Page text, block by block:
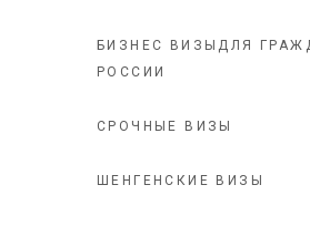
БИЗНЕС ВИЗЫДЛЯ
РОССИИ
СРОЧНЫЕ ВИЗЫ
ШЕНГЕНСКИЕ ВИЗЫ